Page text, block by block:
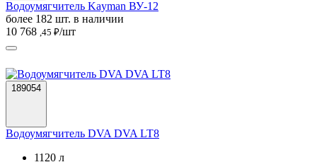
Водоумягчитель Kayman ВУ-12
более 182 шт. в наличии
10 768 ,45 ₽/шт
189054
Водоумягчитель DVA DVA LT8
1120 л